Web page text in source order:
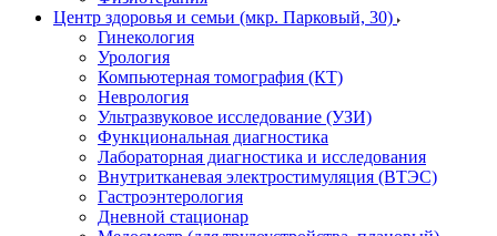
Центр здоровья и семьи (мкр. Парковый, 30)
Гинекология
Урология
Компьютерная томография (КТ)
Неврология
Ультразвуковое исследование (УЗИ)
Функциональная диагностика
Лабораторная диагностика и исследования
Внутритканевая электростимуляция (ВТЭС)
Гастроэнтерология
Дневной стационар